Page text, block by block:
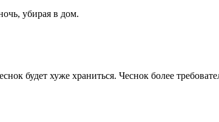
убирая в дом.
будет хуже храниться. Чеснок более